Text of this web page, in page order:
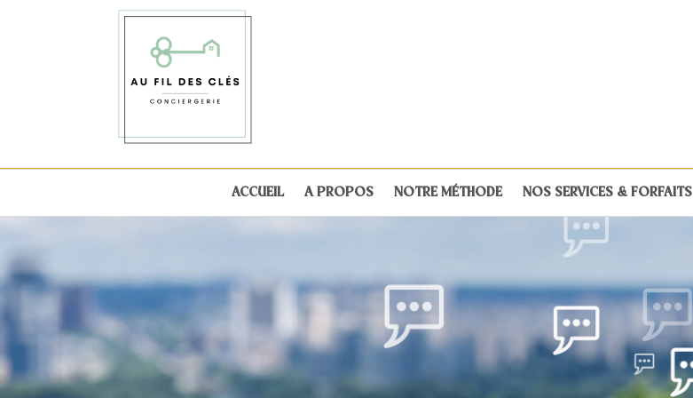
ACCUEIL A PROPOS NOTRE MÉTHODE NOS SERVICES & FORFAITS